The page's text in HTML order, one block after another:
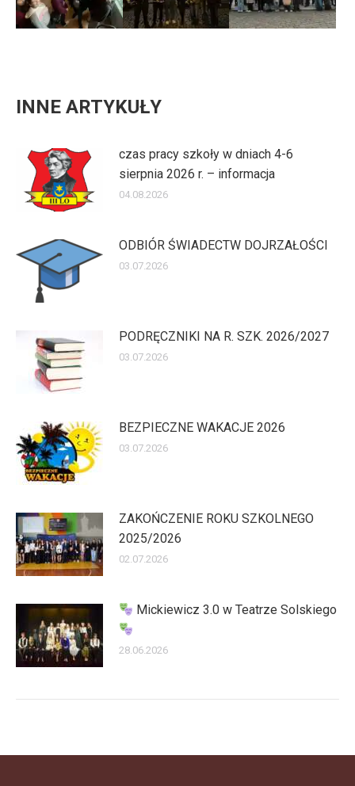
INNE ARTYKUŁY
czas pracy szkoły w dniach 4-6
sierpnia 2026 r. – informacja
04.08.2026
ODBIÓR ŚWIADECTW DOJRZAŁOŚCI
03.07.2026
PODRĘCZNIKI NA R. SZK. 2026/2027
03.07.2026
BEZPIECZNE WAKACJE 2026
03.07.2026
ZAKOŃCZENIE ROKU SZKOLNEGO
2025/2026
02.07.2026
Mickiewicz 3.0 w Teatrze Solskiego
28.06.2026